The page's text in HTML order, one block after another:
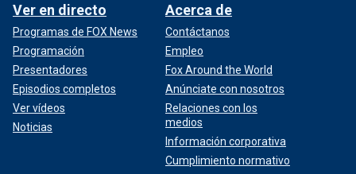
Ver en directo
Programas de FOX News
Programación
Presentadores
Episodios completos
Ver vídeos
Noticias
Acerca de
Contáctanos
Empleo
Fox Around the World
Anúnciate con nosotros
Relaciones con los
medios
Información corporativa
Cumplimiento normativo